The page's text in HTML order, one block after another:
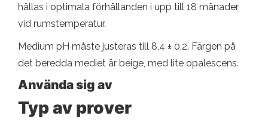
hållas i optimala förhållanden i upp till 18 månader
vid rumstemperatur.
Medium pH måste justeras till 8,4 ± 0,2. Färgen på
det beredda mediet är beige, med lite opalescens.
Använda sig av
Typ av prover